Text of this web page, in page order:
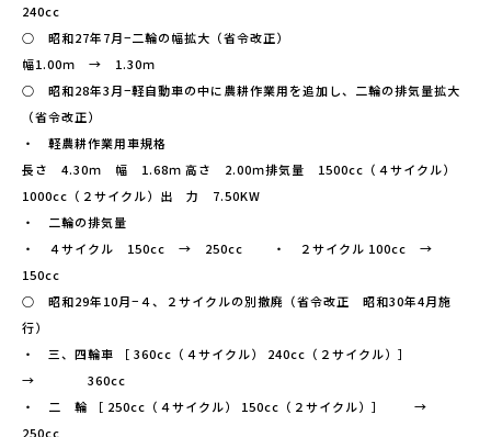
240cc
○ 昭和27年7月−二輪の幅拡大（省令改正）
幅1.00ｍ → 1.30ｍ
○ 昭和28年3月−軽自動車の中に農耕作業用を追加し、二輪の排気量拡大
（省令改正）
・ 軽農耕作業用車規格
長さ 4.30ｍ 幅 1.68ｍ 高さ 2.00ｍ排気量 1500cc（４サイクル）
1000cc（２サイクル）出 力 7.50KW
・ 二輪の排気量
・ ４サイクル 150cc → 250cc ・ ２サイクル 100cc →
150cc
○ 昭和29年10月−４、２サイクルの別撤廃（省令改正 昭和30年4月施
行）
・ 三、四輪車 ［ 360cc（４サイクル） 240cc（２サイクル）］
→ 360cc
・ 二 輪 ［ 250cc（４サイクル） 150cc（２サイクル）］ →
250cc